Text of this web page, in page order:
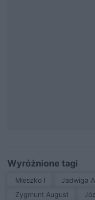
Wyróżnione tagi
Mieszko I
Jadwiga
Zygmunt August